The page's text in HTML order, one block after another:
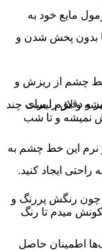
مایع خود به
بدون پخش شدن و
چشم از ریزش و
و دقیق را برای
و نرم این خط چشم به
ایجاد کنید.
اطمینان حاصل
و لازم نیست چند
نمیشه و تا شب
رنگش پررنگ و
میدم تا رنگ